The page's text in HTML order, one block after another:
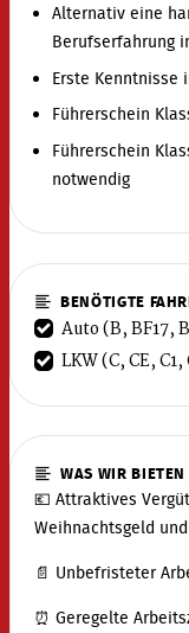
Alternativ eine
Berufserfahrung
Erste Kenntnisse
Führerschein
Führerschein
notwendig
BENÖTIGTE
Auto (B, BF17,
LKW (C, CE, C1,
WAS WIR BIETEN
💶 Attraktives
Weihnachtsgeld
📄 Unbefristeter
⏰ Geregelte